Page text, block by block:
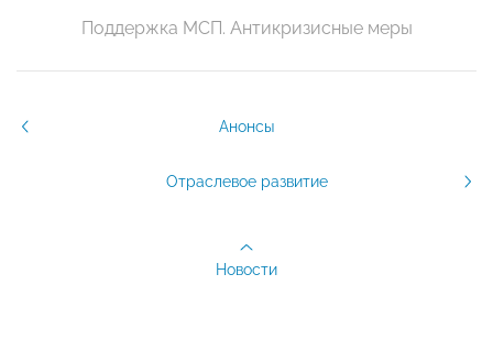
Поддержка МСП. Антикризисные меры
Анонсы
Отраслевое развитие
Новости